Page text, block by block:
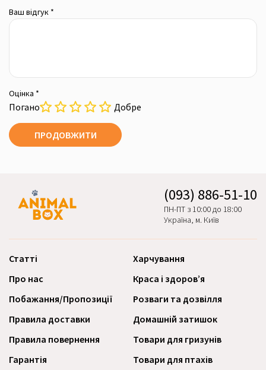
Ваш відгук *
Оцінка *
Погано Добре
ПРОДОВЖИТИ
(093) 886-51-10
ПН-ПТ з 10:00 до 18:00
Україна, м. Київ
Статті
Про нас
Побажання/Пропозиції
Правила доставки
Правила повернення
Гарантія
Харчування
Краса і здоров’я
Розваги та дозвілля
Домашній затишок
Товари для гризунів
Товари для птахів